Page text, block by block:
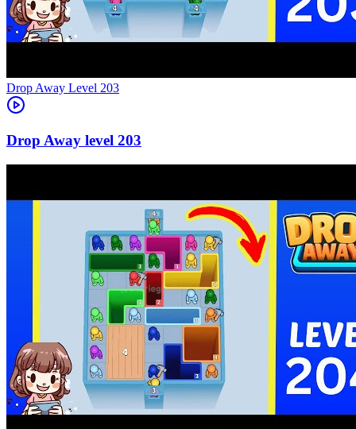
Level 203
203